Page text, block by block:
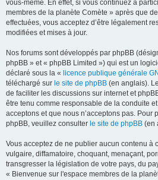
vous-même. En effet, si vous continuez à
membres de la planète Comète » après que
effectuées, vous acceptez d’être légalement
modifiées et mises à jour.
Nos forums sont développés par phpBB
phpBB » et « phpBB Limited ») qui est un
déclaré sous la « licence publique générale
téléchargé sur le site de phpBB (en anglais).
de faciliter les discussions sur internet et
être tenu comme responsable de la conduite
acceptons et que nous n’acceptons pas. Pour
phpBB, veuillez consulter le site de phpBB (en
Vous acceptez de ne publier aucun contenu à
vulgaire, diffamatoire, choquant, menaçant,
transgresser la législation de votre pays, du
« Bienvenue sur l'espace membres de la